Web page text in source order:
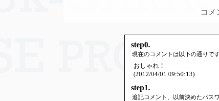
コメ
step0.
現在のコメントは以下の通りで
おしゃれ！
(2012/04/01 09:50:13)
step1.
追記コメント、以前決めたパス